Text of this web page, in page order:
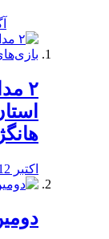
اکتبر 12, 2023